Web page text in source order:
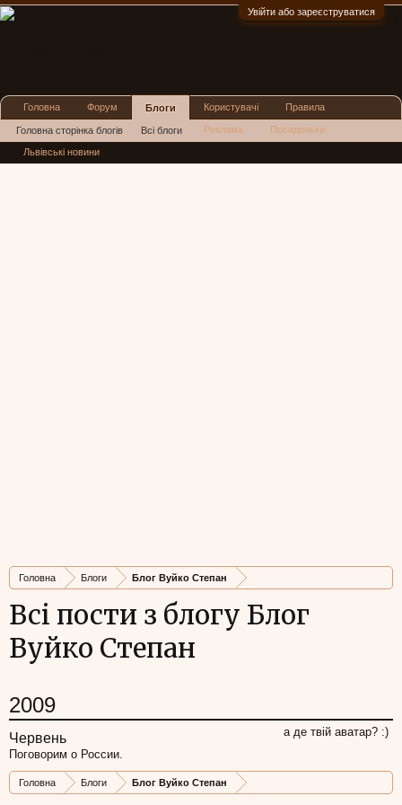
Увійти або зареєструватися
Головна Блоги Блог Вуйко Степан
Всі пости з блогу Блог
Вуйко Степан
2009
Червень
Поговорим о России.
а де твій аватар? :)
Головна Блоги Блог Вуйко Степан
Головна Форум Блоги
Головна сторінка блогів Всі блоги
Користувачі Правила
Реклама Посиденьки
Львівські новини